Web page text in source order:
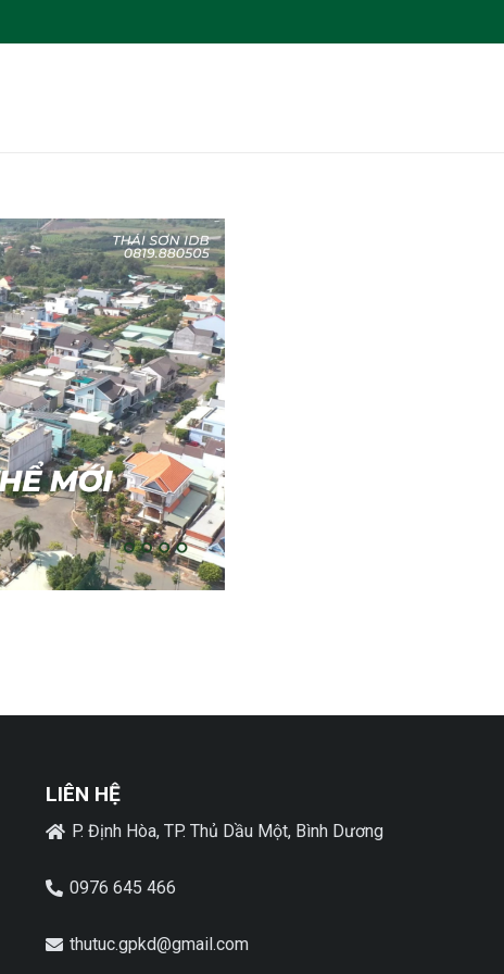
LIÊN HỆ
P. Định Hòa, TP. Thủ Dầu Một, Bình Dương
0976 645 466
thutuc.gpkd@gmail.com